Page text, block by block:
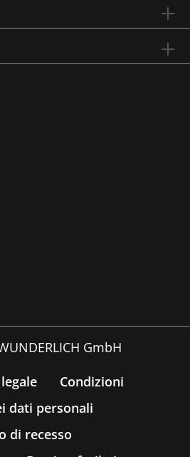
GmbH
Condizioni
dati personali
di recesso